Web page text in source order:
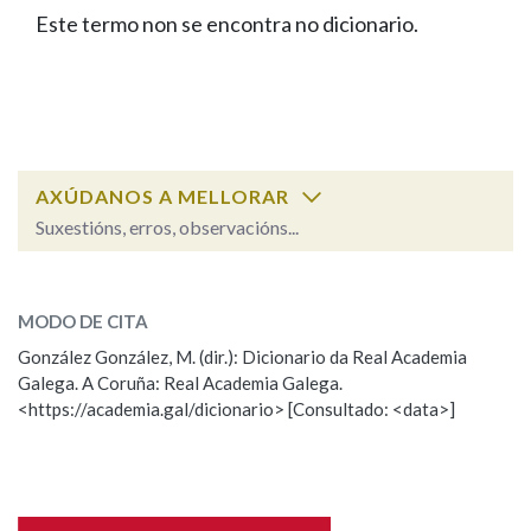
FIGURAS HOMENAXEADAS
PORTAL DAS PALABRAS
Facebook
TwitterYoutubeInstagram
Bluesky
BUSCAR NOS LEMAS
Remata por
BUSCAR NO CONTIDO
Nas definicións
Este termo non se encontra no dicionario.
AXÚDANOS A MELLORAR
Suxestións, erros, observacións...
Observación
Nome
MODO DE CITA
González González, M. (dir.): Dicionario da Real Academia
Galega. A Coruña: Real Academia Galega.
<https://academia.gal/dicionario> [Consultado: <data>]